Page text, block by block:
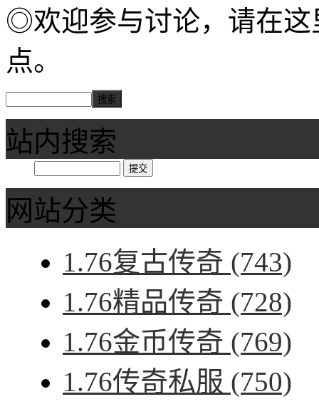
◎欢迎参与讨论，请在这
点。
站内搜索
网站分类
1.76复古传奇 (743)
1.76精品传奇 (728)
1.76金币传奇 (769)
1.76传奇私服 (750)